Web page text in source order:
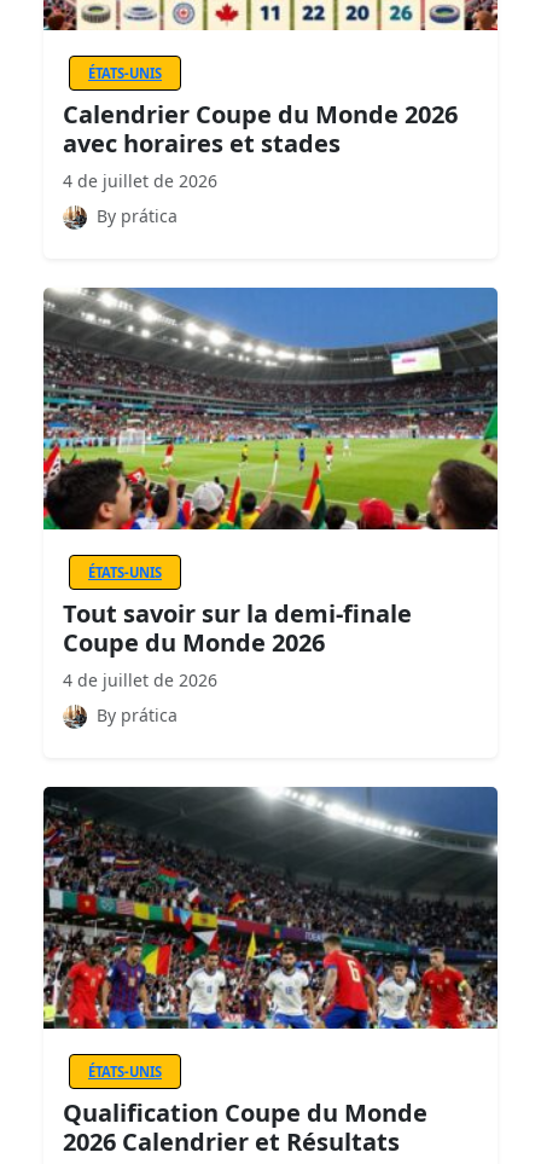
ÉTATS-UNIS
Calendrier Coupe du Monde 2026
avec horaires et stades
4 de juillet de 2026
By prática
ÉTATS-UNIS
Tout savoir sur la demi-finale
Coupe du Monde 2026
4 de juillet de 2026
By prática
ÉTATS-UNIS
Qualification Coupe du Monde
2026 Calendrier et Résultats